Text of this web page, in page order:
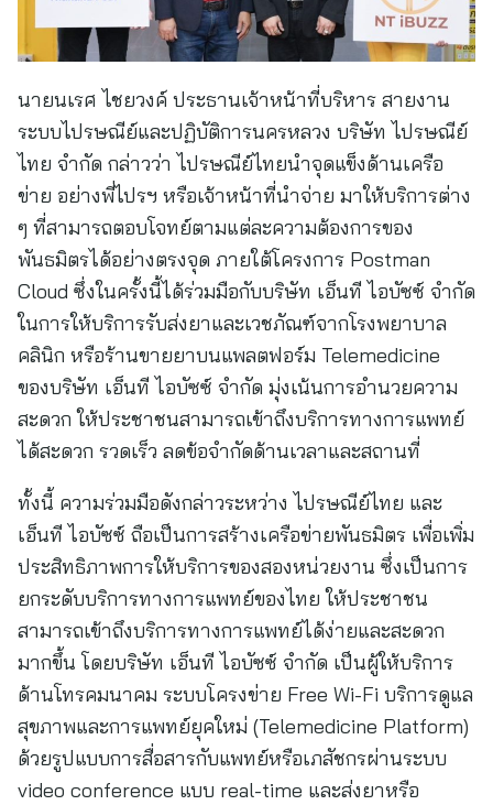
นายนเรศ ไชยวงค์ ประธานเจ้าหน้าที่บริหาร สายงาน
ระบบไปรษณีย์และปฏิบัติการนครหลวง บริษัท ไปรษณีย์
ไทย จำกัด กล่าวว่า ไปรษณีย์ไทยนำจุดแข็งด้านเครือ
ข่าย อย่างพี่ไปรฯ หรือเจ้าหน้าที่นำจ่าย มาให้บริการต่าง
ๆ ที่สามารถตอบโจทย์ตามแต่ละความต้องการของ
พันธมิตรได้อย่างตรงจุด ภายใต้โครงการ Postman
Cloud ซึ่งในครั้งนี้ได้ร่วมมือกับบริษัท เอ็นที ไอบัซซ์ จำกัด
ในการให้บริการรับส่งยาและเวชภัณฑ์จากโรงพยาบาล
คลินิก หรือร้านขายยาบนแพลตฟอร์ม Telemedicine
ของบริษัท เอ็นที ไอบัซซ์ จำกัด มุ่งเน้นการอำนวยความ
สะดวก ให้ประชาชนสามารถเข้าถึงบริการทางการแพทย์
ได้สะดวก รวดเร็ว ลดข้อจำกัดด้านเวลาและสถานที่
ทั้งนี้ ความร่วมมือดังกล่าวระหว่าง ไปรษณีย์ไทย และ
เอ็นที ไอบัซซ์ ถือเป็นการสร้างเครือข่ายพันธมิตร เพื่อเพิ่ม
ประสิทธิภาพการให้บริการของสองหน่วยงาน ซึ่งเป็นการ
ยกระดับบริการทางการแพทย์ของไทย ให้ประชาชน
สามารถเข้าถึงบริการทางการแพทย์ได้ง่ายและสะดวก
มากขึ้น โดยบริษัท เอ็นที ไอบัซซ์ จำกัด เป็นผู้ให้บริการ
ด้านโทรคมนาคม ระบบโครงข่าย Free Wi-Fi บริการดูแล
สุขภาพและการแพทย์ยุคใหม่ (Telemedicine Platform)
ด้วยรูปแบบการสื่อสารกับแพทย์หรือเภสัชกรผ่านระบบ
video conference แบบ real-time และส่งยาหรือ